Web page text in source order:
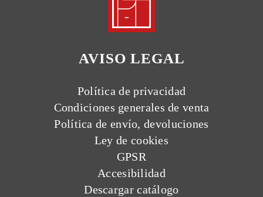
AVISO LEGAL
Política de privacidad
Condiciones generales de venta
Política de envío, devoluciones
Ley de cookies
GPSR
Accesibilidad
Descargar catálogo